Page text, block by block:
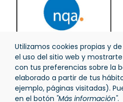
Utilizamos cookies propias y
el uso del sitio web y
con tus preferencias sobre la
elaborado a partir de tus
ejemplo, páginas visitadas).
en el botón "Más información".